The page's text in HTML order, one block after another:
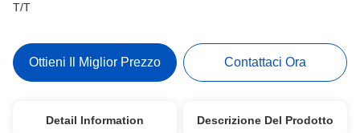
T/T
Ottieni Il Miglior Prezzo Contattaci Ora
Detail Information Descrizione Del Prodotto